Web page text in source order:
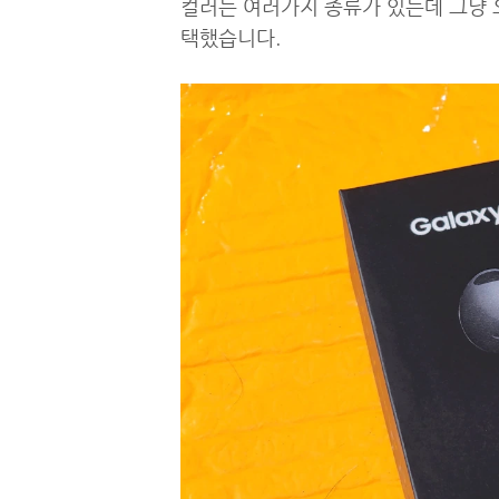
컬러는 여러가지 종류가 있는데 그
택했습니다.